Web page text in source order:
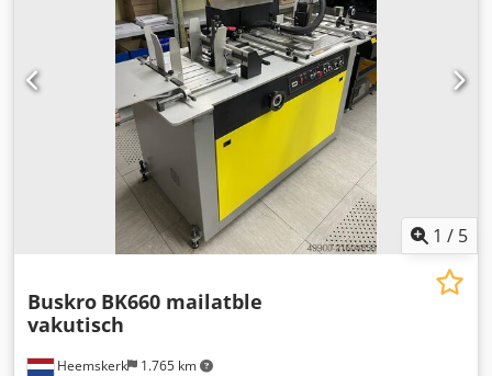
1 / 5
Heemskerk 1.765 km
Buskro BK660 mailatble
vakutisch